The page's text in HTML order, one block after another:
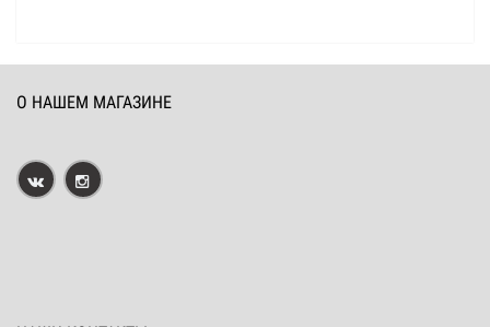
О НАШЕМ МАГАЗИНЕ